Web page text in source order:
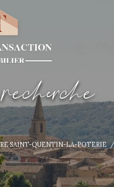
recece
SAINT-QUENTIN-LA-POTERIE